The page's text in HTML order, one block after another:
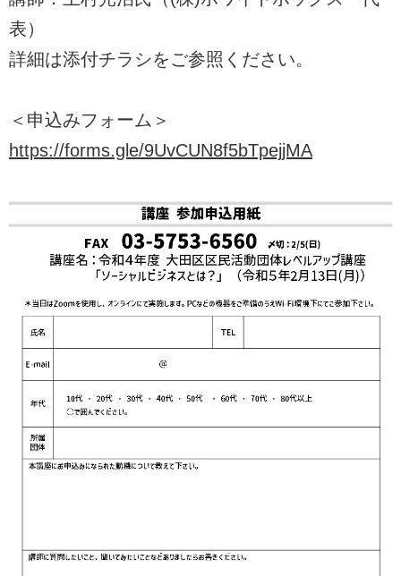
表）
詳細は添付チラシをご参照ください。
＜申込みフォーム＞
https://forms.gle/9UvCUN8f5bTpejjMA